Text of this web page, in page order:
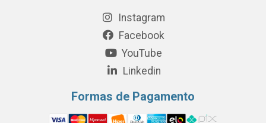
Instagram
Facebook
YouTube
Linkedin
Formas de Pagamento